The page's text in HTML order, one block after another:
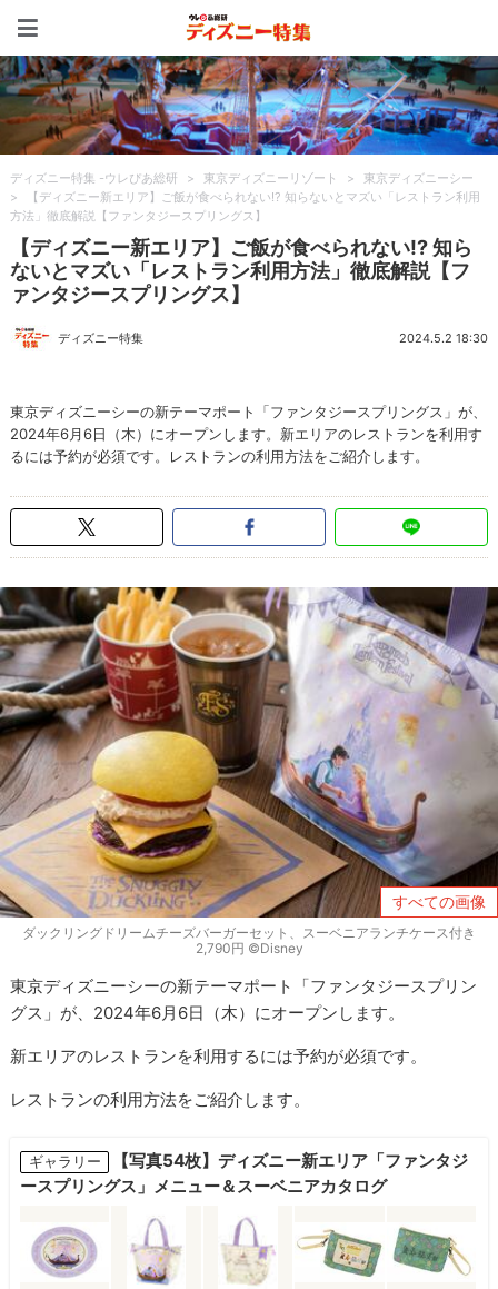
ディズニー特集 -ウレぴあ総研 > 東京ディズニーリゾート >
東京ディズニーシー
>
【ディズニー新エリア】ご飯が食べられない!? 知らないとマズい「レストラン利用
方法」徹底解説【ファンタジースプリングス】
【ディズニー新エリア】ご飯が食べられない!? 知ら
ないとマズい「レストラン利用方法」徹底解説【フ
ァンタジースプリングス】
ディズニー特集 2024.5.2 18:30
東京ディズニーシーの新テーマポート「ファンタジースプリングス」が、
2024年6月6日（木）にオープンします。新エリアのレストランを利用す
るには予約が必須です。レストランの利用方法をご紹介します。
すべての画像
ダックリングドリームチーズバーガーセット、スーベニアランチケース付き
2,790円 ©Disney
東京ディズニーシーの新テーマポート「ファンタジースプリン
グス」が、2024年6月6日（木）にオープンします。
新エリアのレストランを利用するには予約が必須です。
レストランの利用方法をご紹介します。
ギャラリー
【写真54枚】ディズニー新エリア「ファンタジ
ースプリングス」メニュー＆スーベニアカタログ